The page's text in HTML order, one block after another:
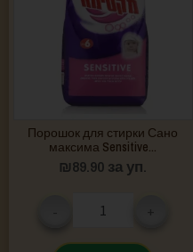
Порошок для стирки Сано
максима Sensitive...
₪89.90 за уп.